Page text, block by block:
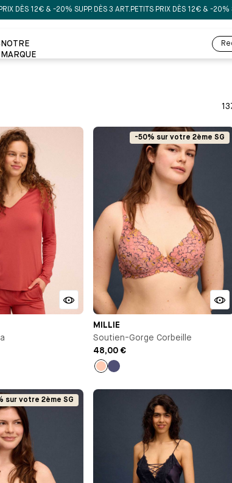
12€ & -20% SUPP. DÈS 3 ART.PETITS PRIX DÈS 12€ & -20% SUPP.
NOTRE
MARQUE
-50% sur votre 2ème SG
MILLIE
Soutien-Gorge Corbeille
48,00 €
Pêche
sur votre 2ème SG